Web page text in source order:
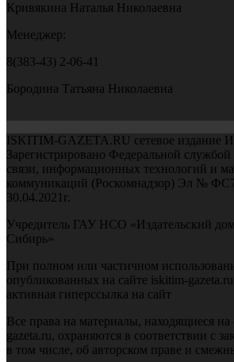
Кривякина Наталья Николаевна
Менеджер:
8(383-43) 2-06-41
Бородина Татьяна Николаевна
ISKITIM-GAZETA.RU сетевое издание
Зарегистрировано Федеральной службой
связи, информационных технологий и
коммуникаций (Роскомнадзор) Эл №
30.04.2021г.
Учредитель ГАУ НСО «Издательский
Сибирь»
При полном или частичном
опубликованных на сайте iskitim-
активная гиперссылка на сайт
Все права на материалы, находящиеся на
gazeta.ru, охраняются в соответствии с
в том числе, об авторском праве и